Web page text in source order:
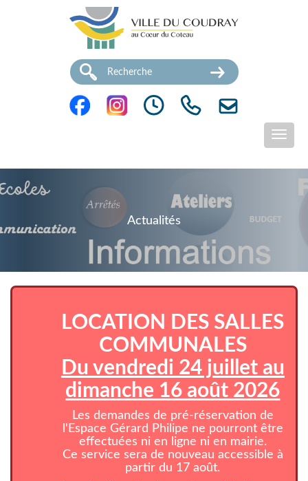
Actualités
LOCATION DES SALLES
COMMUNALES
Du vendredi 24 juillet au
dimanche 16 août 2026
Les demandes de pré-réservation de
l'Espace Gérard Philipe ne pourront être
effectuées ni en ligne ni en mairie.
Ce service sera de nouveau accessible à
partir du 17 août.